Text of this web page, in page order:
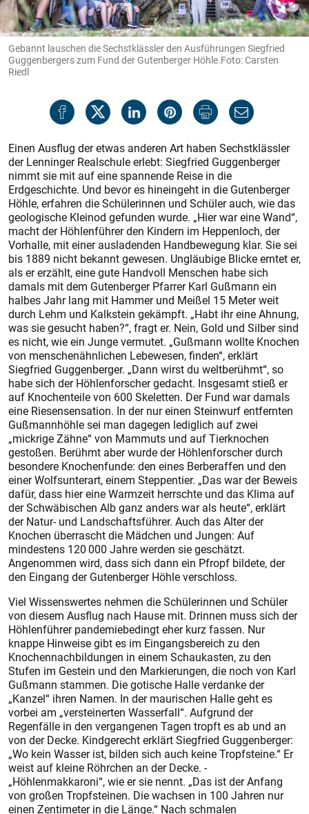
Gebannt lauschen die Sechstklässler den Ausführungen Siegfried
Guggenbergers zum Fund der Gutenberger Höhle.Foto: Carsten
Riedl
Einen Ausflug der etwas anderen Art haben Sechstklässler
der Lenninger Realschule erlebt: Siegfried Guggenberger
nimmt sie mit auf eine spannende Reise in die
Erdgeschichte. Und bevor es hineingeht in die Gutenberger
Höhle, erfahren die Schülerinnen und Schüler auch, wie das
geologische Kleinod gefunden wurde. „Hier war eine Wand“,
macht der Höhlenführer den Kindern im Heppenloch, der
Vorhalle, mit einer ausladenden Handbewegung klar. Sie sei
bis 1889 nicht bekannt gewesen. Ungläubige Blicke erntet er,
als er erzählt, eine gute Handvoll Menschen habe sich
damals mit dem Gutenberger Pfarrer Karl Gußmann ein
halbes Jahr lang mit Hammer und Meißel 15 Meter weit
durch Lehm und Kalkstein gekämpft. „Habt ihr eine Ahnung,
was sie gesucht haben?“, fragt er. Nein, Gold und Silber sind
es nicht, wie ein Junge vermutet. „Gußmann wollte Knochen
von menschenähnlichen Lebewesen, finden“, erklärt
Siegfried Guggenberger. „Dann wirst du weltberühmt“, so
habe sich der Höhlenforscher gedacht. Insgesamt stieß er
auf Knochenteile von 600 Skeletten. Der Fund war damals
eine Riesensensation. In der nur einen Steinwurf entfernten
Gußmannhöhle sei man dagegen lediglich auf zwei
„mickrige Zähne“ von Mammuts und auf Tierknochen
gestoßen. Berühmt aber wurde der Höhlenforscher durch
besondere Knochenfunde: den eines Berberaffen und den
einer Wolfsunterart, einem Steppentier. „Das war der Beweis
dafür, dass hier eine Warmzeit herrschte und das Klima auf
der Schwäbischen Alb ganz anders war als heute“, erklärt
der Natur- und Landschaftsführer. Auch das Alter der
Knochen überrascht die Mädchen und Jungen: Auf
mindestens 120 000 Jahre werden sie geschätzt.
Angenommen wird, dass sich dann ein Pfropf bildete, der
den Eingang der Gutenberger Höhle verschloss.
Viel Wissenswertes nehmen die Schülerinnen und Schüler
von diesem Ausflug nach Hause mit. Drinnen muss sich der
Höhlenführer pandemiebedingt eher kurz fassen. Nur
knappe Hinweise gibt es im Eingangsbereich zu den
Knochennachbildungen in einem Schaukasten, zu den
Stufen im Gestein und den Markierungen, die noch von Karl
Gußmann stammen. Die gotische Halle verdanke der
„Kanzel“ ihren Namen. In der maurischen Halle geht es
vorbei am „versteinerten Wasserfall“. Aufgrund der
Regenfälle in den vergangenen Tagen tropft es ab und an
von der Decke. Kindgerecht erklärt Siegfried Guggenberger:
„Wo kein Wasser ist, bilden sich auch keine Tropfsteine.“ Er
weist auf kleine Röhrchen an der Decke. -
„Höhlenmakkaroni“, wie er sie nennt. „Das ist der Anfang
von großen Tropfsteinen. Die wachsen in 100 Jahren nur
einen Zentimeter in die Länge.“ Nach schmalen